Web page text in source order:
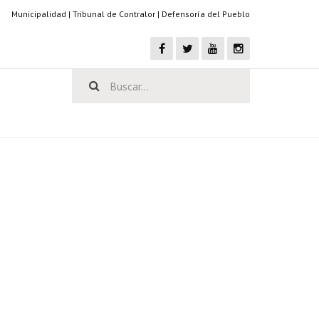
Municipalidad | Tribunal de Contralor | Defensoría del Pueblo